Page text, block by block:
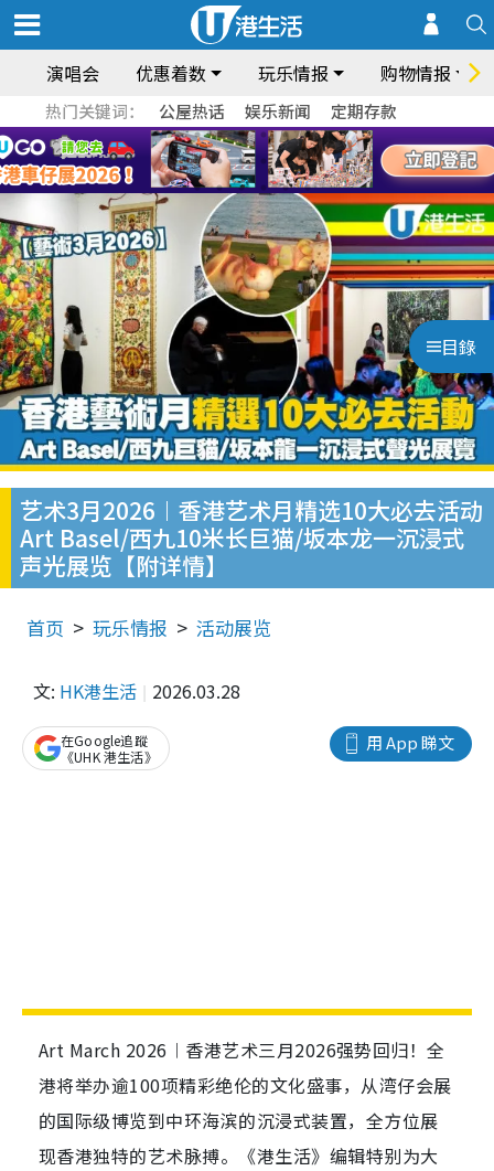
演唱会 优惠着数 玩乐情报 购物情报
热门关键词： 公屋热话 娱乐新闻 定期存款
目錄
艺术3月2026︱香港艺术月精选10大必去活动
Art Basel/西九10米长巨猫/坂本龙一沉浸式
声光展览【附详情】
首页 玩乐情报 活动展览
文: HK港生活 2026.03.28
用 App 睇文
在Google追蹤
《UHK 港生活》
Art March 2026︱香港艺术三月2026强势回归！全
港将举办逾100项精彩绝伦的文化盛事，从湾仔会展
的国际级博览到中环海滨的沉浸式装置，全方位展
现香港独特的艺术脉搏。《港生活》编辑特别为大